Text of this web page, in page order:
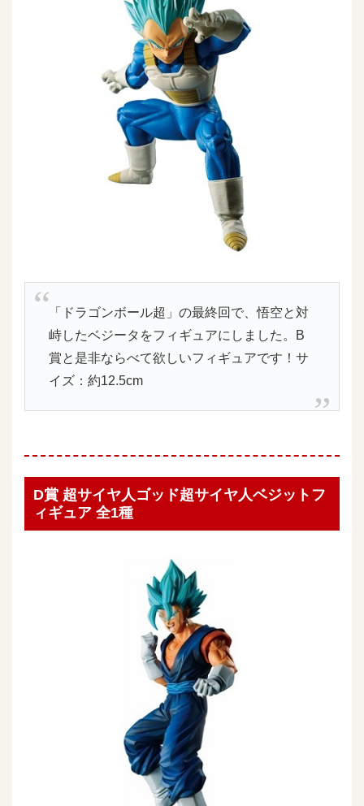
「ドラゴンボール超」の最終回で、悟空と対
峙したベジータをフィギュアにしました。B
賞と是非ならべて欲しいフィギュアです！サ
イズ：約12.5cm
D賞 超サイヤ人ゴッド超サイヤ人ベジットフ
ィギュア 全1種